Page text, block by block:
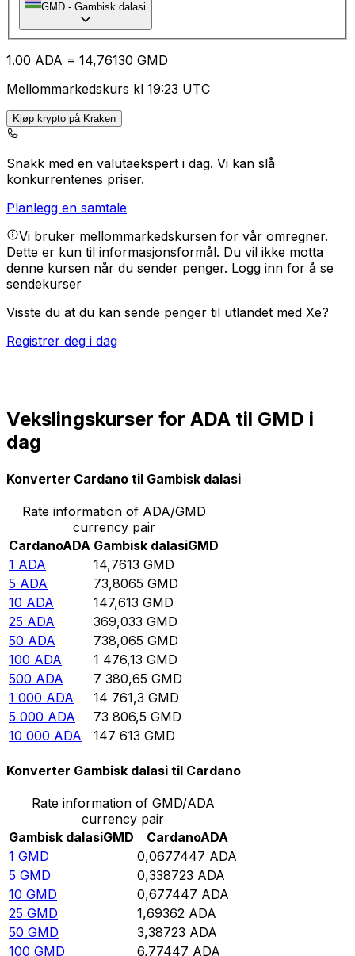
GMD - Gambisk dalasi
1.00 ADA = 14,76130 GMD
Mellommarkedskurs kl 19:23 UTC
Kjøp krypto på Kraken
Snakk med en valutaekspert i dag. Vi kan slå
konkurrentenes priser.
Planlegg en samtale
Vi bruker mellommarkedskursen for vår omregner.
Dette er kun til informasjonsformål. Du vil ikke motta
denne kursen når du sender penger. Logg inn for å se
sendekurser
Visste du at du kan sende penger til utlandet med Xe?
Registrer deg i dag
Vekslingskurser for ADA til GMD i
dag
Konverter Cardano til Gambisk dalasi
Rate information of ADA/GMD
currency pair
CardanoADA Gambisk dalasiGMD
1 ADA 14,7613 GMD
5 ADA 73,8065 GMD
10 ADA 147,613 GMD
25 ADA 369,033 GMD
50 ADA 738,065 GMD
100 ADA 1 476,13 GMD
500 ADA 7 380,65 GMD
1 000 ADA 14 761,3 GMD
5 000 ADA 73 806,5 GMD
10 000 ADA 147 613 GMD
Konverter Gambisk dalasi til Cardano
Rate information of GMD/ADA
currency pair
Gambisk dalasiGMD CardanoADA
1 GMD 0,0677447 ADA
5 GMD 0,338723 ADA
10 GMD 0,677447 ADA
25 GMD 1,69362 ADA
50 GMD 3,38723 ADA
100 GMD 6,77447 ADA